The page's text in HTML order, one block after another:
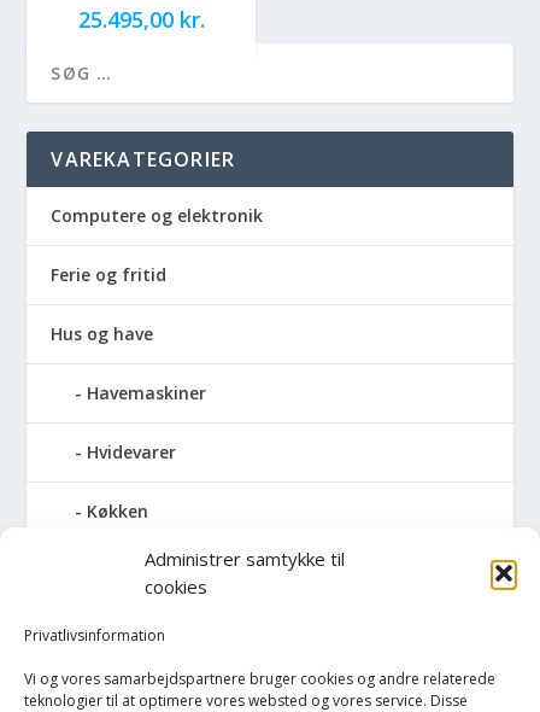
Administrer samtykke til
cookies
Privatlivsinformation
Vi og vores samarbejdspartnere bruger cookies og andre relaterede
teknologier til at optimere vores websted og vores service. Disse
25.495,00 kr.
VAREKATEGORIER
Computere og elektronik
Ferie og fritid
Hus og have
Havemaskiner
Hvidevarer
Køkken
Elkedler
Kaffemaskiner
Køkkenmaskiner og tilbehør